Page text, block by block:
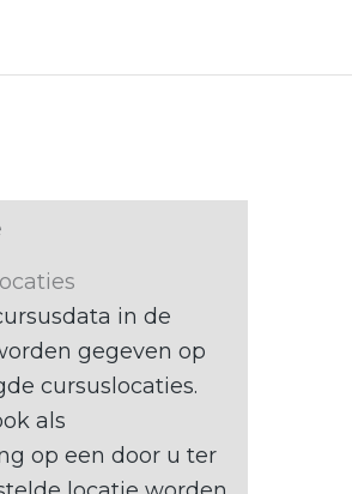
in de
gegeven op
cursuslocaties.
als
op een door u ter